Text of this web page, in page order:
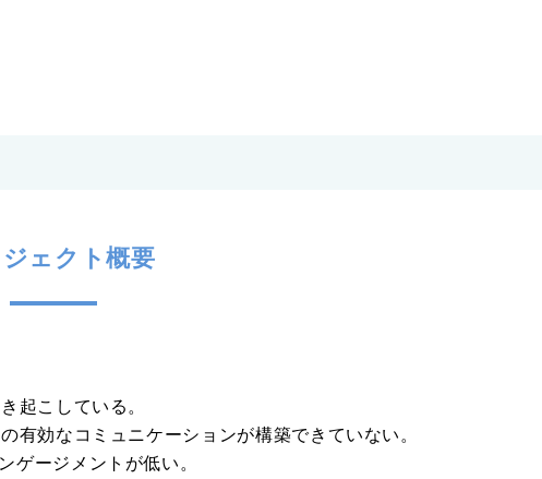
ェクト概要
起こしている。
有効なコミュニケーションが構築できていない。
ゲージメントが低い。